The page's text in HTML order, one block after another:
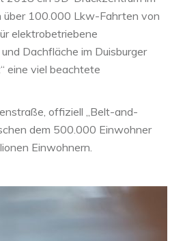
über 100.000 Lkw-Fahrten von
elektrobetriebene
Dachfläche im Duisburger
eine viel beachtete
offiziell „Belt-and-
dem 500.000 Einwohner
Einwohnern.